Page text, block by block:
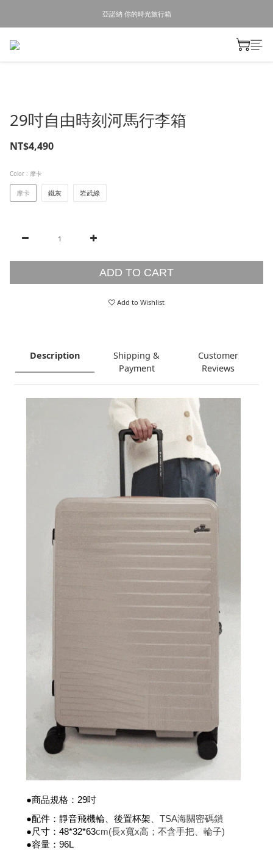
亞諾納 你的時光旅行箱
29吋自由時刻河馬行李箱
NT$4,490
Color : 摩卡
摩卡 鐵灰 岩武綠
ADD TO CART
Add to Wishlist
Description
Shipping &
Payment
Customer
Reviews
●商品規格：29吋
●配件： 靜音飛機輪、後置杯架 、TSA海關密碼鎖
●尺寸：48*32*63cm(長x寬x高；不含手把、輪子)
●容量：96L